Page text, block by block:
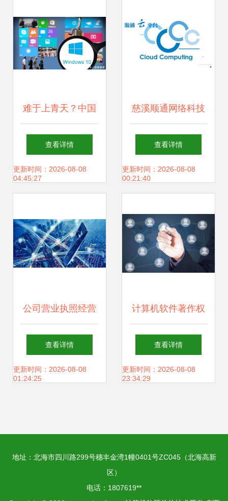
难于上青天？中国
自研电脑系统的普
及时机与挑战
查看详情
更新时间：2026-08-08
04:45:27
慈溪顺通网络科技
首商网 深耕计算机
软硬件技术研发，
查看详情
更新时间：2026-08-08
00:21:40
公司营业执照经营
范围的构成要素 计
算机软硬件技术开
查看详情
更新时间：2026-08-08
01:24:25
计算机软件著作权
登记流程详解与技
术开发指南
查看详情
更新时间：2026-08-08
23:34:29
地址：北海市四川路299号穗丰金湾1幢0401号ZC045（北海高新
区）
电话：1807619**